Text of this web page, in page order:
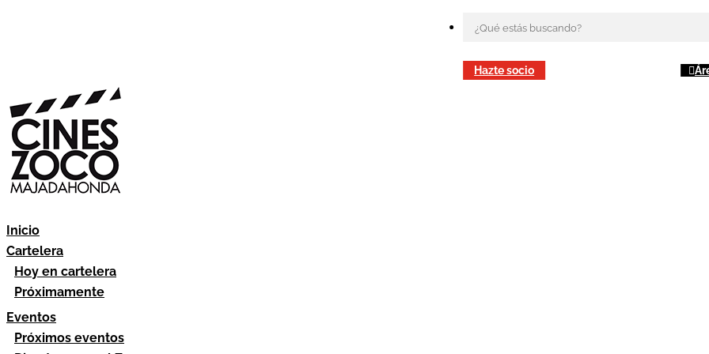
Hazte socio
Inicio
Cartelera
Hoy en cartelera
Próximamente
Eventos
Próximos eventos